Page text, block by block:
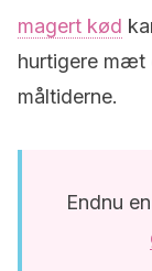
magert kød
hurtigere mæt
måltiderne.
Endnu